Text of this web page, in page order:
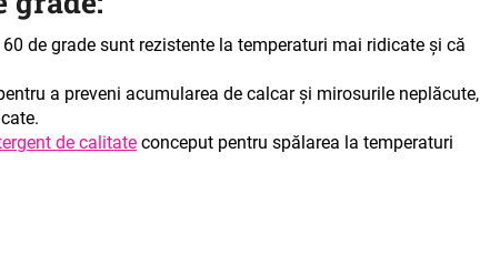
de grade sunt rezistente la temperaturi mai ridicate și că
a preveni acumularea de calcar și mirosurile neplăcute,
de calitate conceput pentru spălarea la temperaturi